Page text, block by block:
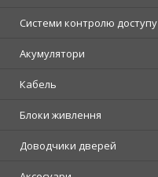
Системи контролю доступу
Акумулятори
Кабель
Блоки живлення
Доводчики дверей